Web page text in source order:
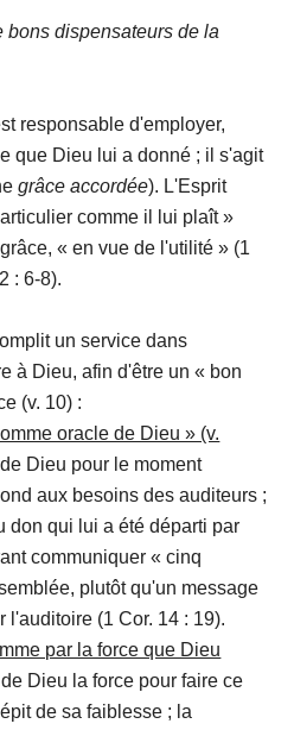
bons dispensateurs de la
d'employer,
que Dieu lui a donné ; il s'agit
grâce accordée). L'Esprit
comme il lui plaît »
« en vue de l'utilité » (1
: 6-8).
un service dans
à Dieu, afin d'être un « bon
(v. 10) :
oracle de Dieu » (v.
Dieu pour le moment
aux besoins des auditeurs ;
don qui lui a été départi par
communiquer « cinq
plutôt qu'un message
l'auditoire (1 Cor. 14 : 19).
par la force que Dieu
Dieu la force pour faire ce
de sa faiblesse ; la